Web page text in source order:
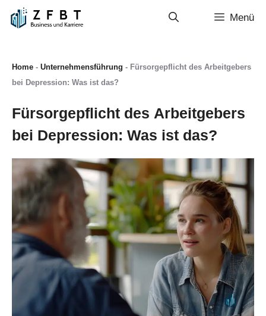
Zum
Inhalt
Menü
Home - Unternehmensführung - Fürsorgepflicht des Arbeitgebers
bei Depression: Was ist das?
Fürsorgepflicht des Arbeitgebers
bei Depression: Was ist das?